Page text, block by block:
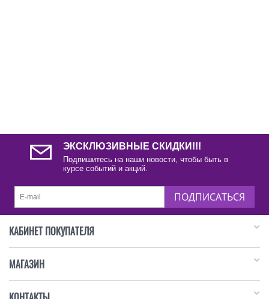
ЭКСКЛЮЗИВНЫЕ СКИДКИ!!!
Подпишитесь на наши новости, чтобы быть в
курсе событий и акций.
ПОДПИСАТЬСЯ
КАБИНЕТ ПОКУПАТЕЛЯ
МАГАЗИН